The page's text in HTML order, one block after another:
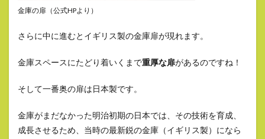
金庫の扉（公式HPより）
さらに中に進むとイギリス製の金庫扉が現れます。
金庫スペースにたどり着いくまで重厚な扉があるのですね！
そして一番奥の扉は日本製です。
金庫がまだなかった明治初期の日本では、その技術を育成、
成長させるため、当時の最新鋭の金庫（イギリス製）になら